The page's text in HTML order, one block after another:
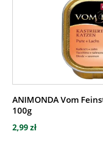
ANIMONDA Vom
100g
2,99 zł